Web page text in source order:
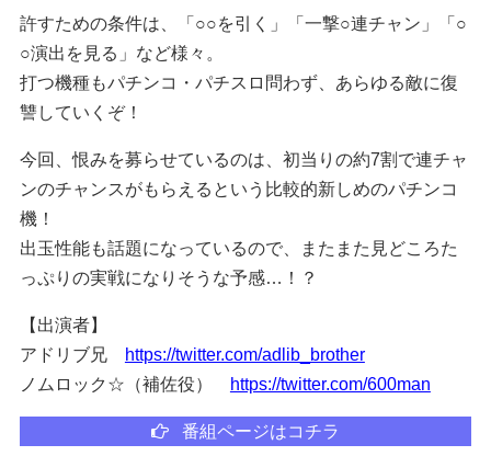
許すための条件は、「○○を引く」「一撃○連チャン」「○
○演出を見る」など様々。
打つ機種もパチンコ・パチスロ問わず、あらゆる敵に復
讐していくぞ！
今回、恨みを募らせているのは、初当りの約7割で連チャ
ンのチャンスがもらえるという比較的新しめのパチンコ
機！
出玉性能も話題になっているので、またまた見どころた
っぷりの実戦になりそうな予感…！？
【出演者】
アドリブ兄 https://twitter.com/adlib_brother
ノムロック☆（補佐役） https://twitter.com/600man
番組ページはコチラ